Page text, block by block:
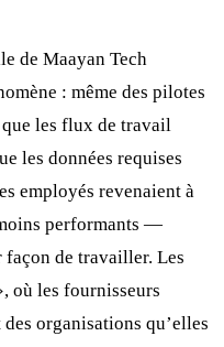
de Maayan Tech
: même des pilotes
que les flux de travail
les données requises
employés revenaient à
performants —
de travailler. Les
où les fournisseurs
organisations qu’elles